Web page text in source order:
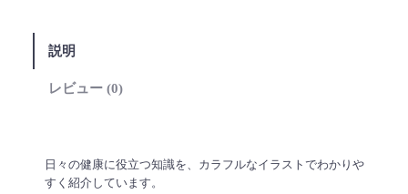
説明
レビュー (0)
日々の健康に役立つ知識を、カラフルなイラストでわかりや
すく紹介しています。